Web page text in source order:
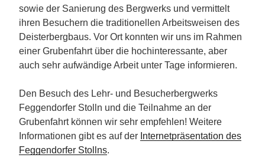
sowie der Sanierung des Bergwerks und vermittelt
ihren Besuchern die traditionellen Arbeitsweisen des
Deisterbergbaus. Vor Ort konnten wir uns im Rahmen
einer Grubenfahrt über die hochinteressante, aber
auch sehr aufwändige Arbeit unter Tage informieren.
Den Besuch des Lehr- und Besucherbergwerks
Feggendorfer Stolln und die Teilnahme an der
Grubenfahrt können wir sehr empfehlen! Weitere
Informationen gibt es auf der Internetpräsentation des
Feggendorfer Stollns.